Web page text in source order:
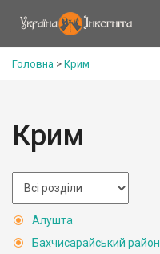
Головна > Крим
Крим
Алушта
Бахчисарайський район